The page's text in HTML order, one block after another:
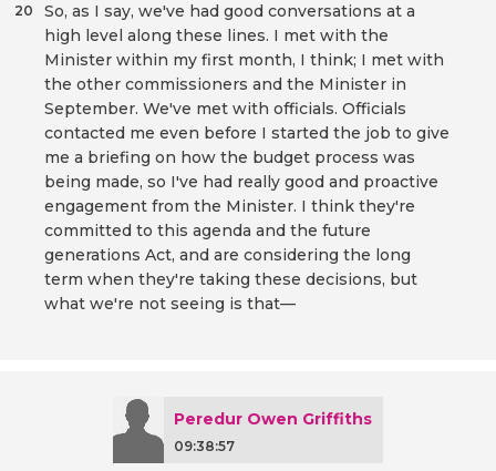
So, as I say, we've had good conversations at a
high level along these lines. I met with the
Minister within my first month, I think; I met with
the other commissioners and the Minister in
September. We've met with officials. Officials
contacted me even before I started the job to give
me a briefing on how the budget process was
being made, so I've had really good and proactive
engagement from the Minister. I think they're
committed to this agenda and the future
generations Act, and are considering the long
term when they're taking these decisions, but
what we're not seeing is that—
20
Peredur Owen Griffiths
09:38:57